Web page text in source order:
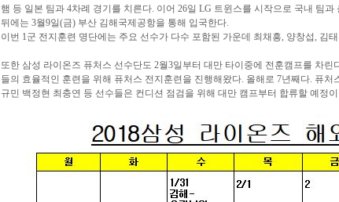
햄 등 일본 팀과 4차례 경기를 치른다. 이어 26일 LG 트윈스를 시작으로 국내 팀
뒤에는 3월9일(금) 부산 김해국제공항을 통해 입국한다.
이번 1군 전지훈련 명단에는 주요 선수가 다수 포함된 가운데 최채흥, 양창섭, 김
또한 삼성 라이온즈 퓨처스 선수단도 2월3일부터 대만 타이중에 전훈캠프를 차린
들의 효율적인 훈련을 위해 퓨처스 전지훈련을 진행해왔다. 올해로 7년째다. 퓨처
규민 백정현 최충연 등 선수들은 컨디션 점검을 위해 대만 캠프부터 합류할 예정